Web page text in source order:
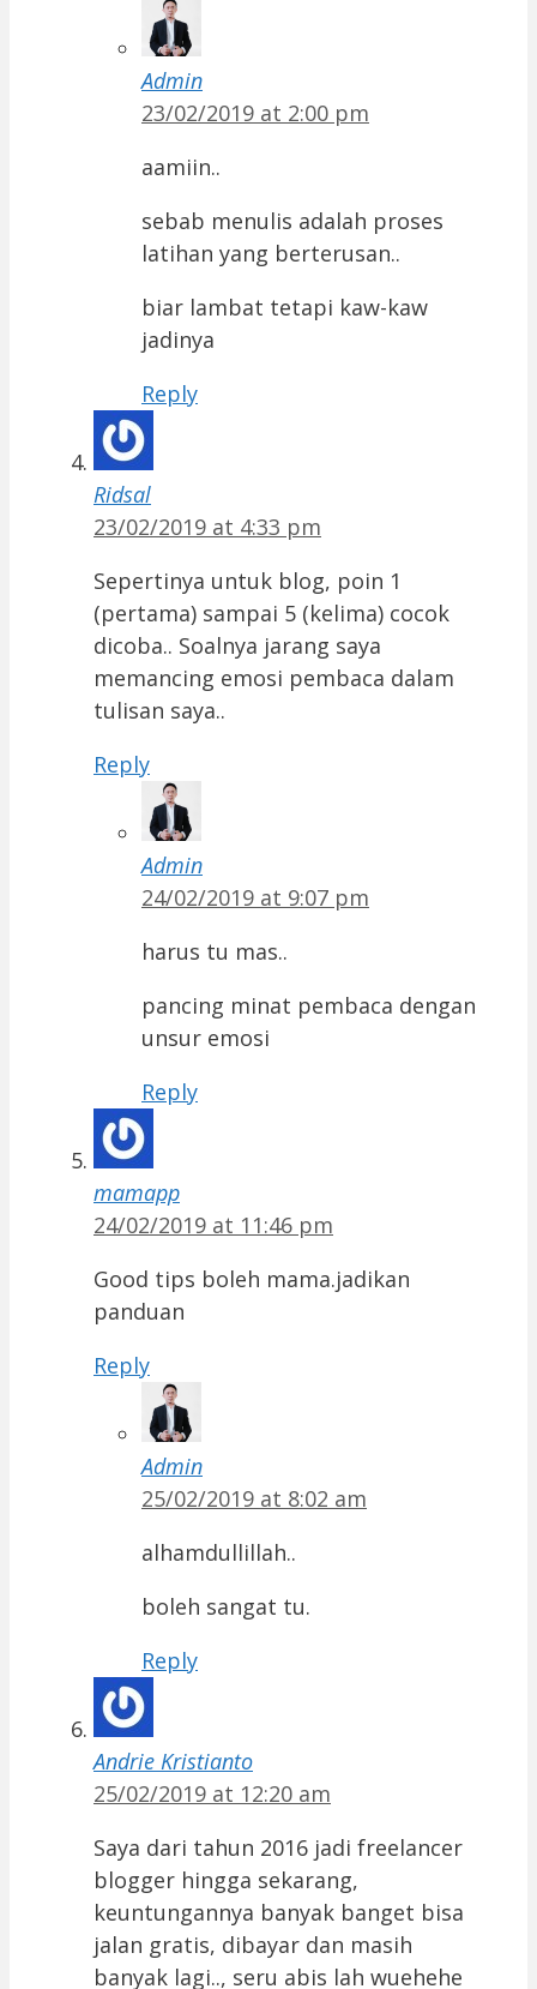
Admin
23/02/2019 at 2:00 pm
aamiin..
sebab menulis adalah proses
latihan yang berterusan..
biar lambat tetapi kaw-kaw
jadinya
Reply
Ridsal
23/02/2019 at 4:33 pm
Sepertinya untuk blog, poin 1
(pertama) sampai 5 (kelima) cocok
dicoba.. Soalnya jarang saya
memancing emosi pembaca dalam
tulisan saya..
Reply
Admin
24/02/2019 at 9:07 pm
harus tu mas..
pancing minat pembaca dengan
unsur emosi
Reply
mamapp
24/02/2019 at 11:46 pm
Good tips boleh mama.jadikan
panduan
Reply
Admin
25/02/2019 at 8:02 am
alhamdullillah..
boleh sangat tu.
Reply
Andrie Kristianto
25/02/2019 at 12:20 am
Saya dari tahun 2016 jadi freelancer
blogger hingga sekarang,
keuntungannya banyak banget bisa
jalan gratis, dibayar dan masih
banyak lagi.., seru abis lah wuehehe